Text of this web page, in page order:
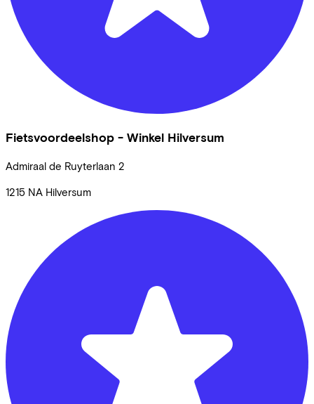
Fietsvoordeelshop - Winkel Hilversum
Admiraal de Ruyterlaan 2
1215 NA Hilversum